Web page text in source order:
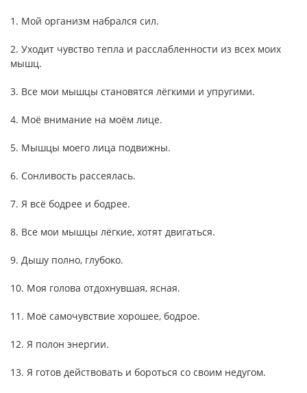
1. Мой организм набрался сил.
2. Уходит чувство тепла и расслабленности из всех моих
мышц.
3. Все мои мышцы становятся лёгкими и упругими.
4. Моё внимание на моём лице.
5. Мышцы моего лица подвижны.
6. Сонливость рассеялась.
7. Я всё бодрее и бодрее.
8. Все мои мышцы лёгкие, хотят двигаться.
9. Дышу полно, глубоко.
10. Моя голова отдохнувшая, ясная.
11. Моё самочувствие хорошее, бодрое.
12. Я полон энергии.
13. Я готов действовать и бороться со своим недугом.